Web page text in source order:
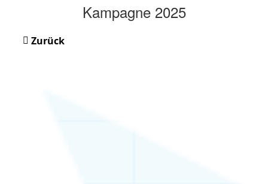
Kampagne 2025
Zurück